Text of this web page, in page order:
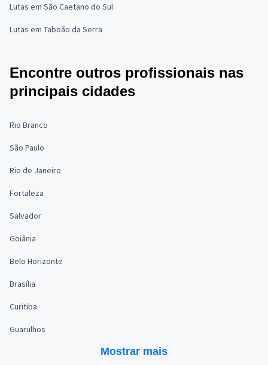
Lutas em São Caetano do Sul
Lutas em Taboão da Serra
Encontre outros profissionais nas
principais cidades
Rio Branco
São Paulo
Rio de Janeiro
Fortaleza
Salvador
Goiânia
Belo Horizonte
Brasília
Curitiba
Guarulhos
Mostrar mais